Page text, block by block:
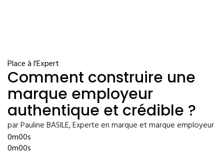
Place à l'Expert
Comment construire une
marque employeur
authentique et crédible ?
par Pauline BASILE, Experte en marque et marque employeur
0m00s
0m00s